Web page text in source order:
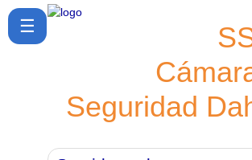
Seguridad
☰